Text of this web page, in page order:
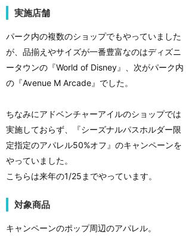
実施店舗
パーク内の複数のショップでもやっていました
が、品揃えやサイズが一番豊富なのはディズニ
ータウンの『World of Disney』、次がパーク内
の『Avenue M Arcade』でした。
ちなみにアドベンチャーアイルのショップでは
実施しておらず、『シーズナルパスホルダー限
定指定のアパレル50%オフ』のキャンペーンを
やっていました。
こちらは来年の1/25までやっています。
対象商品
キャンペーンのポップ周辺のアパレル。